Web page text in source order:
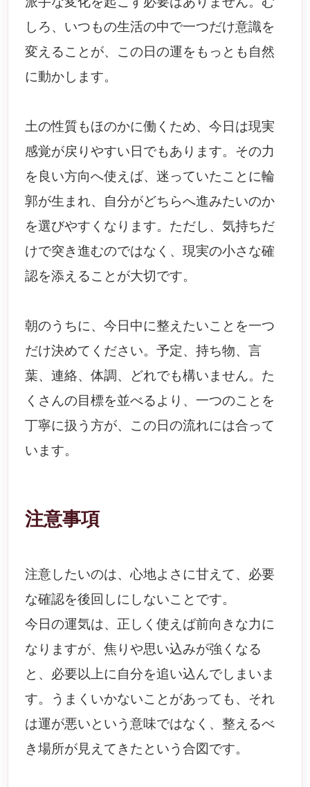
しろ、いつもの生活の中で一つだけ意識を
変えることが、この日の運をもっとも自然
に動かします。
土の性質もほのかに働くため、今日は現実
感覚が戻りやすい日でもあります。その力
を良い方向へ使えば、迷っていたことに輪
郭が生まれ、自分がどちらへ進みたいのか
を選びやすくなります。ただし、気持ちだ
けで突き進むのではなく、現実の小さな確
認を添えることが大切です。
朝のうちに、今日中に整えたいことを一つ
だけ決めてください。予定、持ち物、言
葉、連絡、体調、どれでも構いません。た
くさんの目標を並べるより、一つのことを
丁寧に扱う方が、この日の流れには合って
います。
注意事項
注意したいのは、心地よさに甘えて、必要
な確認を後回しにしないことです。
今日の運気は、正しく使えば前向きな力に
なりますが、焦りや思い込みが強くなる
と、必要以上に自分を追い込んでしまいま
す。うまくいかないことがあっても、それ
は運が悪いという意味ではなく、整えるべ
き場所が見えてきたという合図です。